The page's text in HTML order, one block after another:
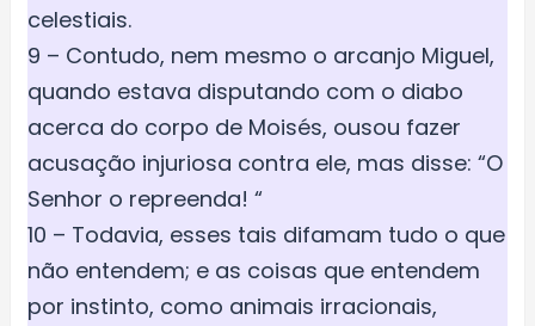
celestiais.
9 – Contudo, nem mesmo o arcanjo Miguel,
quando estava disputando com o diabo
acerca do corpo de Moisés, ousou fazer
acusação injuriosa contra ele, mas disse: “O
Senhor o repreenda! “
10 – Todavia, esses tais difamam tudo o que
não entendem; e as coisas que entendem
por instinto, como animais irracionais,